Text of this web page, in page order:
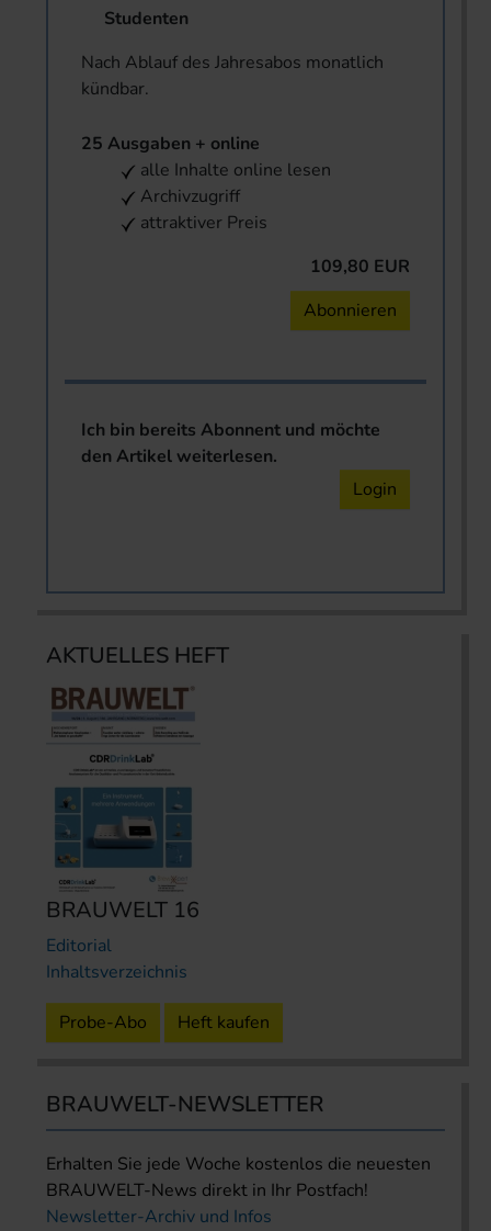
Studenten
Nach Ablauf des Jahresabos monatlich
kündbar.
25 Ausgaben + online
alle Inhalte online lesen
Archivzugriff
attraktiver Preis
109,80 EUR
Abonnieren
Ich bin bereits Abonnent und möchte
den Artikel weiterlesen.
Login
AKTUELLES HEFT
BRAUWELT 16
Editorial
Inhaltsverzeichnis
Probe-Abo Heft kaufen
BRAUWELT-NEWSLETTER
Erhalten Sie jede Woche kostenlos die neuesten
BRAUWELT-News direkt in Ihr Postfach!
Newsletter-Archiv und Infos